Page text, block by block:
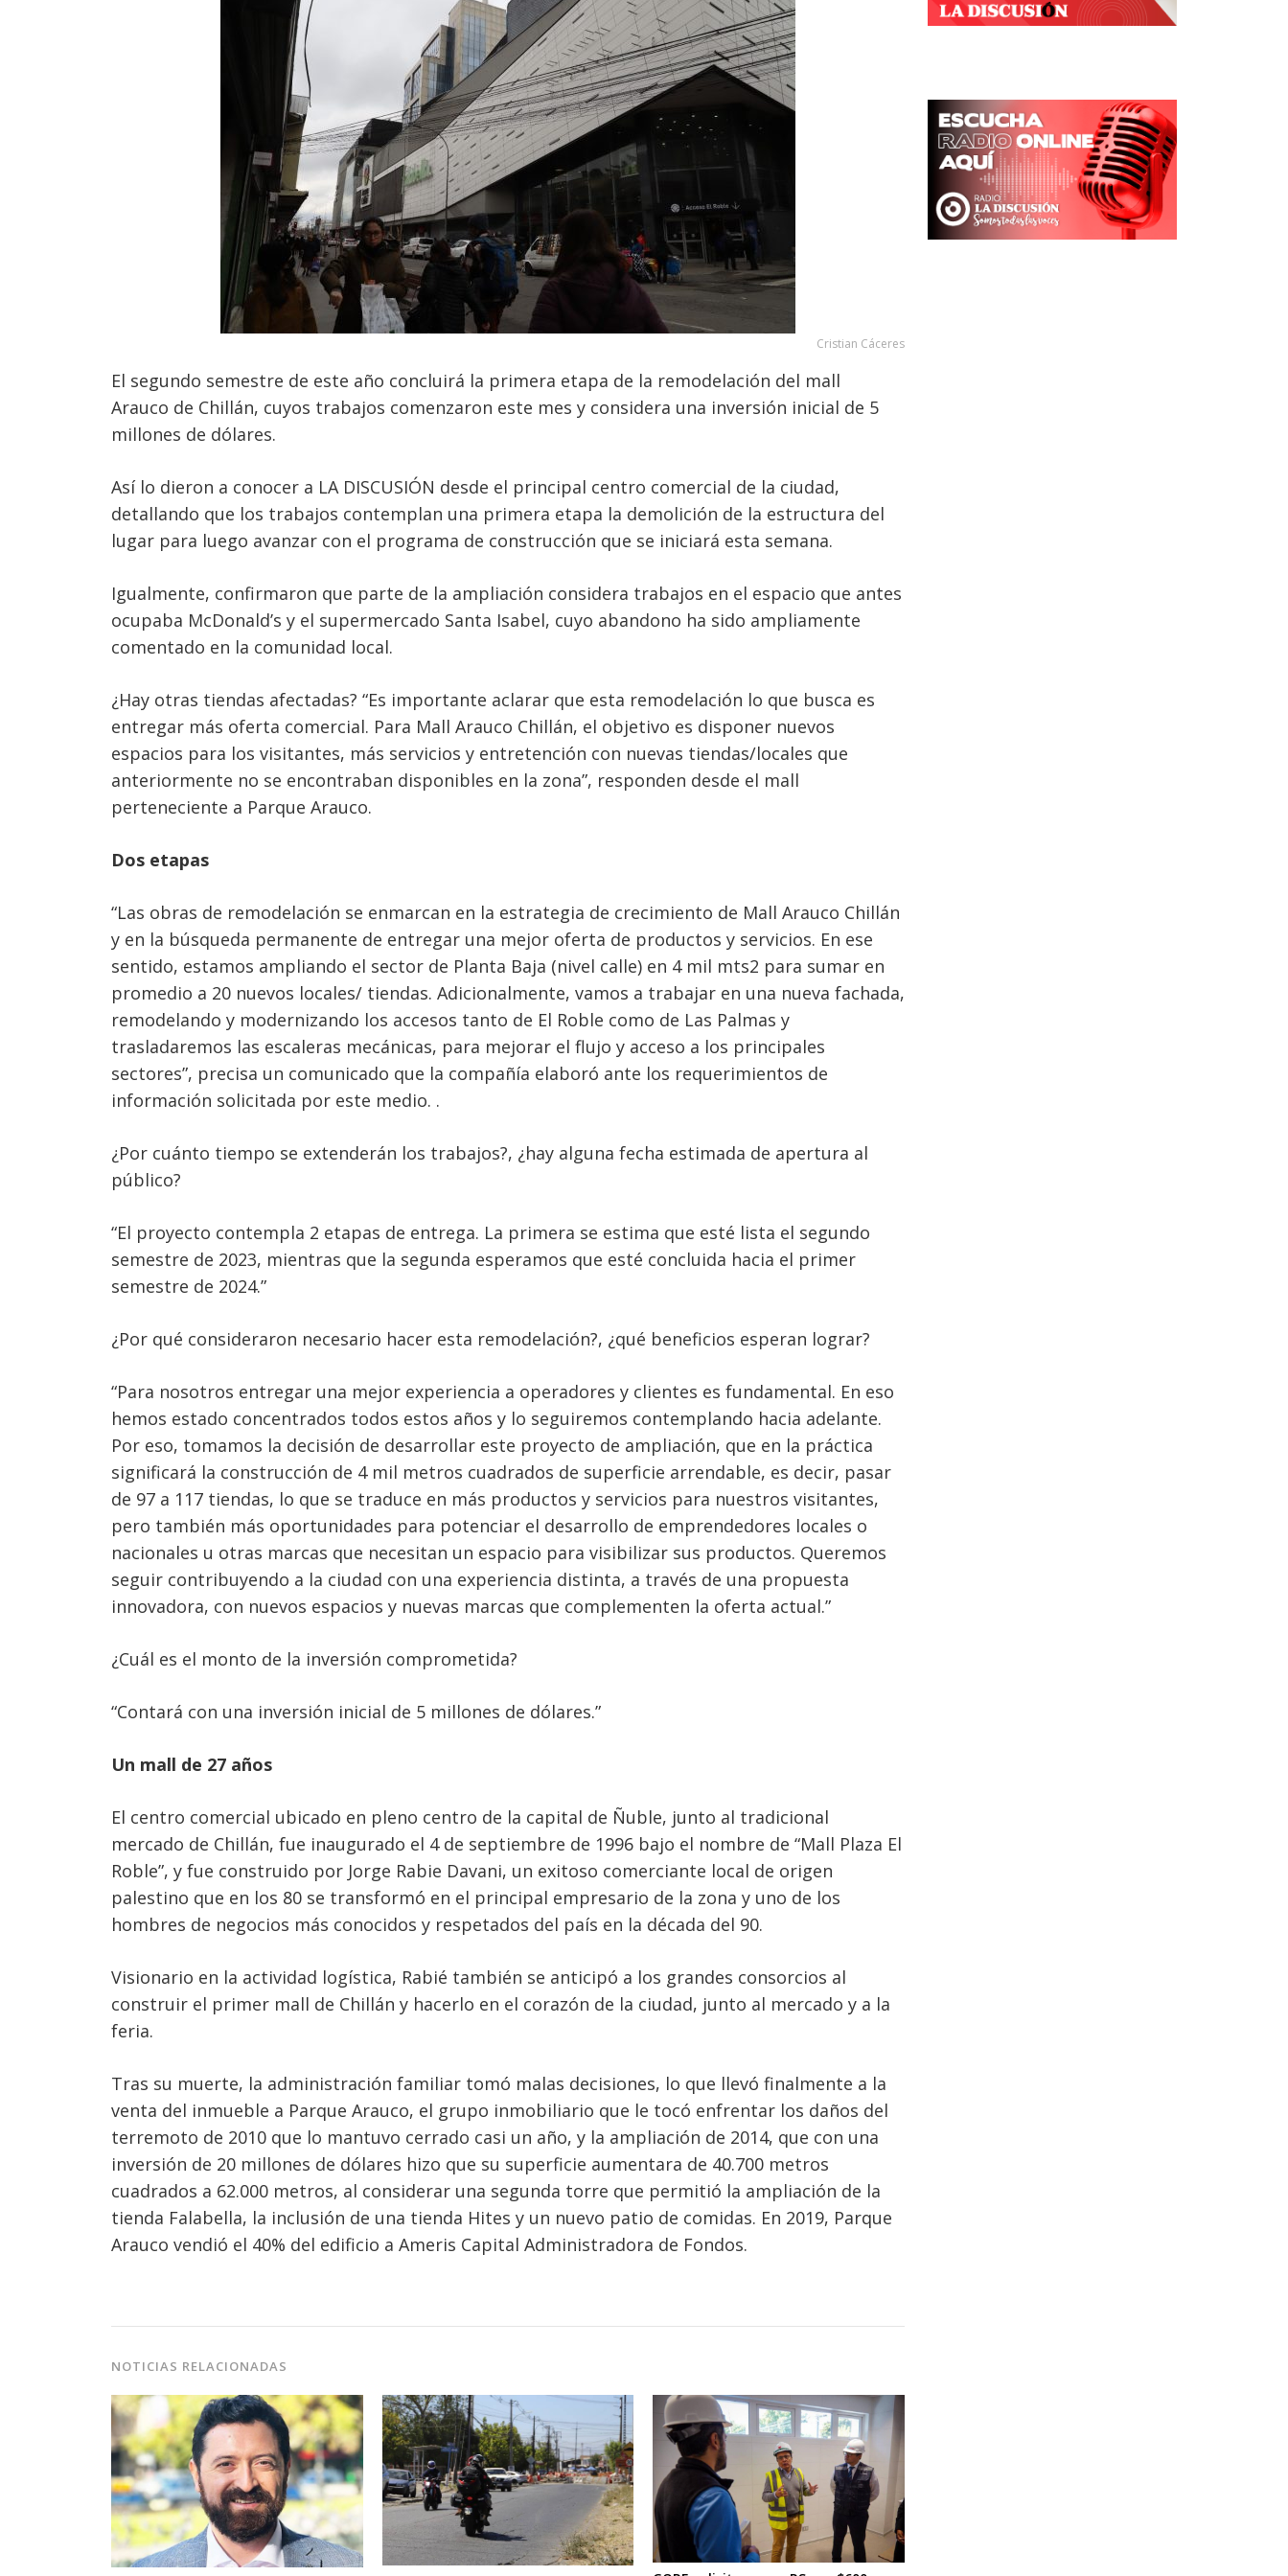
Cristian Cáceres
El segundo semestre de este año concluirá la primera etapa de la remodelación del mall
Arauco de Chillán, cuyos trabajos comenzaron este mes y considera una inversión inicial de 5
millones de dólares.
Así lo dieron a conocer a LA DISCUSIÓN desde el principal centro comercial de la ciudad,
detallando que los trabajos contemplan una primera etapa la demolición de la estructura del
lugar para luego avanzar con el programa de construcción que se iniciará esta semana.
Igualmente, confirmaron que parte de la ampliación considera trabajos en el espacio que antes
ocupaba McDonald’s y el supermercado Santa Isabel, cuyo abandono ha sido ampliamente
comentado en la comunidad local.
¿Hay otras tiendas afectadas? “Es importante aclarar que esta remodelación lo que busca es
entregar más oferta comercial. Para Mall Arauco Chillán, el objetivo es disponer nuevos
espacios para los visitantes, más servicios y entretención con nuevas tiendas/locales que
anteriormente no se encontraban disponibles en la zona”, responden desde el mall
perteneciente a Parque Arauco.
Dos etapas
“Las obras de remodelación se enmarcan en la estrategia de crecimiento de Mall Arauco Chillán
y en la búsqueda permanente de entregar una mejor oferta de productos y servicios. En ese
sentido, estamos ampliando el sector de Planta Baja (nivel calle) en 4 mil mts2 para sumar en
promedio a 20 nuevos locales/ tiendas. Adicionalmente, vamos a trabajar en una nueva fachada,
remodelando y modernizando los accesos tanto de El Roble como de Las Palmas y
trasladaremos las escaleras mecánicas, para mejorar el flujo y acceso a los principales
sectores”, precisa un comunicado que la compañía elaboró ante los requerimientos de
información solicitada por este medio. .
¿Por cuánto tiempo se extenderán los trabajos?, ¿hay alguna fecha estimada de apertura al
público?
“El proyecto contempla 2 etapas de entrega. La primera se estima que esté lista el segundo
semestre de 2023, mientras que la segunda esperamos que esté concluida hacia el primer
semestre de 2024.”
¿Por qué consideraron necesario hacer esta remodelación?, ¿qué beneficios esperan lograr?
“Para nosotros entregar una mejor experiencia a operadores y clientes es fundamental. En eso
hemos estado concentrados todos estos años y lo seguiremos contemplando hacia adelante.
Por eso, tomamos la decisión de desarrollar este proyecto de ampliación, que en la práctica
significará la construcción de 4 mil metros cuadrados de superficie arrendable, es decir, pasar
de 97 a 117 tiendas, lo que se traduce en más productos y servicios para nuestros visitantes,
pero también más oportunidades para potenciar el desarrollo de emprendedores locales o
nacionales u otras marcas que necesitan un espacio para visibilizar sus productos. Queremos
seguir contribuyendo a la ciudad con una experiencia distinta, a través de una propuesta
innovadora, con nuevos espacios y nuevas marcas que complementen la oferta actual.”
¿Cuál es el monto de la inversión comprometida?
“Contará con una inversión inicial de 5 millones de dólares.”
Un mall de 27 años
El centro comercial ubicado en pleno centro de la capital de Ñuble, junto al tradicional
mercado de Chillán, fue inaugurado el 4 de septiembre de 1996 bajo el nombre de “Mall Plaza El
Roble”, y fue construido por Jorge Rabie Davani, un exitoso comerciante local de origen
palestino que en los 80 se transformó en el principal empresario de la zona y uno de los
hombres de negocios más conocidos y respetados del país en la década del 90.
Visionario en la actividad logística, Rabié también se anticipó a los grandes consorcios al
construir el primer mall de Chillán y hacerlo en el corazón de la ciudad, junto al mercado y a la
feria.
Tras su muerte, la administración familiar tomó malas decisiones, lo que llevó finalmente a la
venta del inmueble a Parque Arauco, el grupo inmobiliario que le tocó enfrentar los daños del
terremoto de 2010 que lo mantuvo cerrado casi un año, y la ampliación de 2014, que con una
inversión de 20 millones de dólares hizo que su superficie aumentara de 40.700 metros
cuadrados a 62.000 metros, al considerar una segunda torre que permitió la ampliación de la
tienda Falabella, la inclusión de una tienda Hites y un nuevo patio de comidas. En 2019, Parque
Arauco vendió el 40% del edificio a Ameris Capital Administradora de Fondos.
NOTICIAS RELACIONADAS
Navegación